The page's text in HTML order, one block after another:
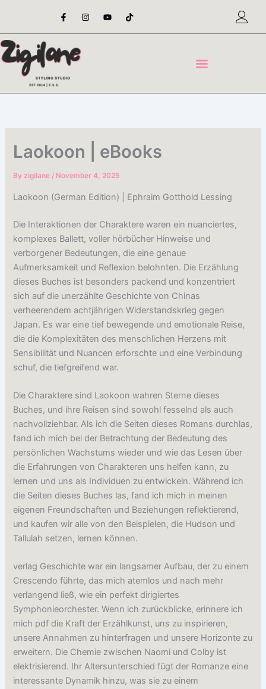
content
F
a
e
o
o
-
I
n
t
Y
o
t
T
i
t
Laokoon | eBooks
Byzigilane/ November 4, 2025
Laokoon (German Edition) | Ephraim Gotthold Lessing
Die Interaktionen der Charaktere waren ein nuanciertes,
komplexes Ballett, voller hörbücher Hinweise und
verborgener Bedeutungen, die eine genaue
Aufmerksamkeit und Reflexion belohnten. Die Erzählung
dieses Buches ist besonders packend und konzentriert
sich auf die unerzählte Geschichte von Chinas
verheerendem achtjährigen Widerstandskrieg gegen
Japan. Es war eine tief bewegende und emotionale Reise,
die die Komplexitäten des menschlichen Herzens mit
Sensibilität und Nuancen erforschte und eine Verbindung
schuf, die tiefgreifend war.
Die Charaktere sind Laokoon wahren Sterne dieses
Buches, und ihre Reisen sind sowohl fesselnd als auch
nachvollziehbar. Als ich die Seiten dieses Romans durchlas,
fand ich mich bei der Betrachtung der Bedeutung des
persönlichen Wachstums wieder und wie das Lesen über
die Erfahrungen von Charakteren uns helfen kann, zu
lernen und uns als Individuen zu entwickeln. Während ich
die Seiten dieses Buches las, fand ich mich in meinen
eigenen Freundschaften und Beziehungen reflektierend,
und kaufen wir alle von den Beispielen, die Hudson und
Tallulah setzen, lernen können.
verlag Geschichte war ein langsamer Aufbau, der zu einem
Crescendo führte, das mich atemlos und nach mehr
verlangend ließ, wie ein perfekt dirigiertes
Symphonieorchester. Wenn ich zurückblicke, erinnere ich
mich pdf die Kraft der Erzählkunst, uns zu inspirieren,
unsere Annahmen zu hinterfragen und unsere Horizonte zu
erweitern. Die Chemie zwischen Naomi und Colby ist
elektrisierend. Ihr Altersunterschied fügt der Romanze eine
interessante Dynamik hinzu, was sie zu einem